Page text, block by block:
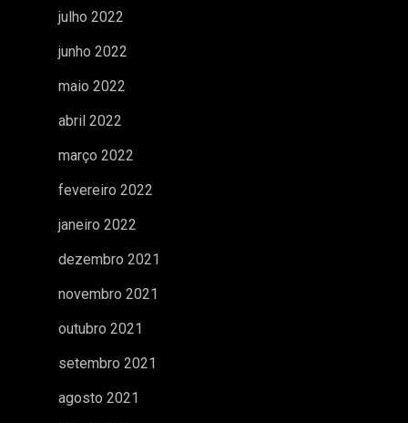
julho 2022
junho 2022
maio 2022
abril 2022
março 2022
fevereiro 2022
janeiro 2022
dezembro 2021
novembro 2021
outubro 2021
setembro 2021
agosto 2021